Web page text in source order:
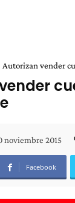
Autorizan vender
noviembre 2015
Facebook